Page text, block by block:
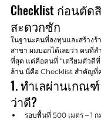
Checklist ก่อนตั
สะดวกซัก
ในฐานะคนที่ลงทุนและสร้างร้
สาขา ผมบอกได้เลยว่า คนที่ส
ที่สุด แต่คือคนที่ “เตรียมตัวดี
ล้าน นี่คือ Checklist สำคัญที่
1. ทำเลผ่านเกณ
ว่าดี?
รอบพื้นที่ 500 เมตร – 1